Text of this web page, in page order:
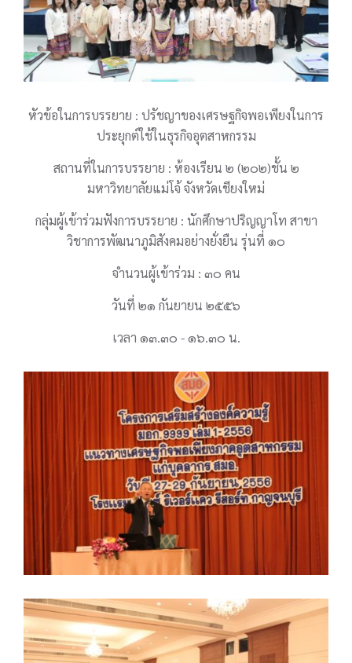
หัวข้อในการบรรยาย : ปรัชญาของเศรษฐกิจพอเพียงในการ
ประยุกต์ใช้ในธุรกิจอุตสาหกรรม
สถานที่ในการบรรยาย : ห้องเรียน ๒ (๒๐๒)ชั้น ๒
มหาวิทยาลัยแม่โจ้ จังหวัดเชียงใหม่
กลุ่มผู้เข้าร่วมฟังการบรรยาย : นักศึกษาปริญญาโท สาขา
วิชาการพัฒนาภูมิสังคมอย่างยั่งยืน รุ่นที่ ๑๐
จำนวนผู้เข้าร่วม : ๓๐ คน
วันที่ ๒๑ กันยายน ๒๕๕๖
เวลา ๑๓.๓๐ - ๑๖.๓๐ น.